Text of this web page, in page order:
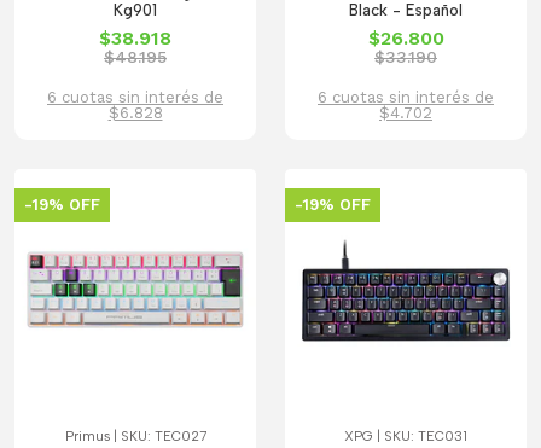
Kg901
$38.918
$48.195
6 cuotas sin interés de
$6.828
Black - Español
$26.800
$33.190
6 cuotas sin interés de
$4.702
-19% OFF
Primus | SKU: TEC027
-19% OFF
XPG | SKU: TEC031